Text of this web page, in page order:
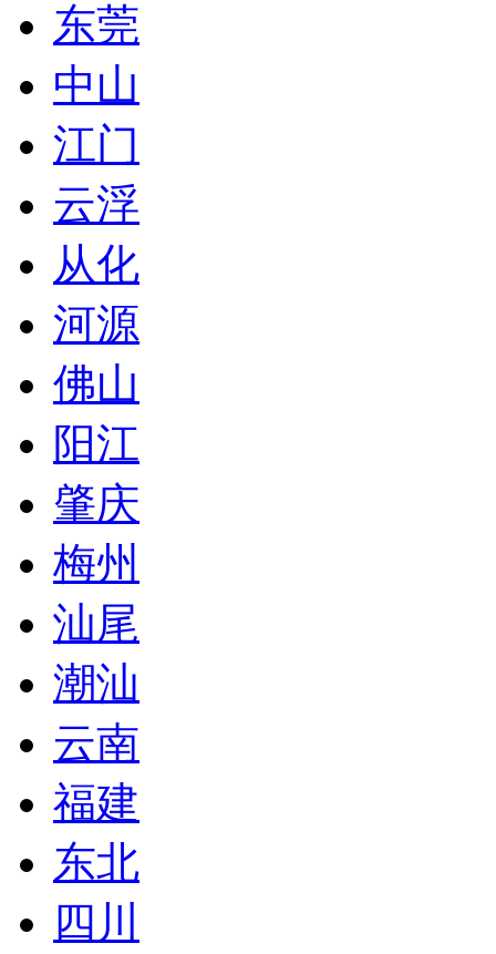
东莞
中山
江门
云浮
从化
河源
佛山
阳江
肇庆
梅州
汕尾
潮汕
云南
福建
东北
四川